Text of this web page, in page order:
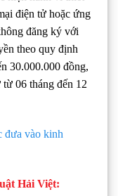
điện tử hoặc ứng
đăng ký với
theo quy định
30.000.000 đồng,
06 tháng đến 12
đưa vào kinh
Hải Việt: